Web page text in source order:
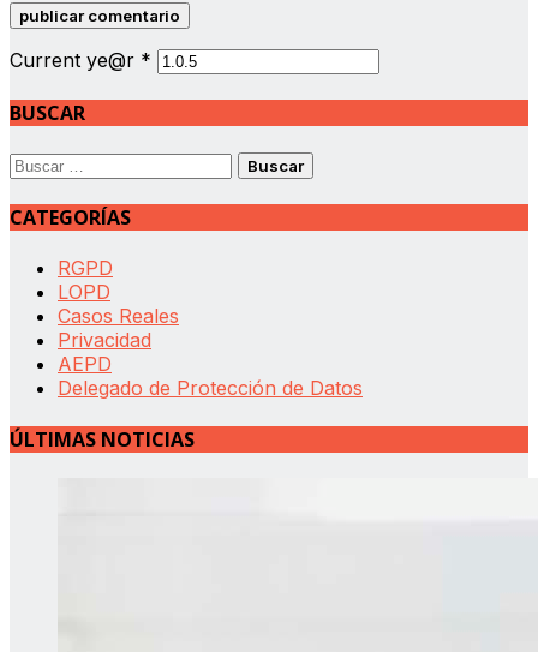
Current ye@r *
BUSCAR
Buscar:
CATEGORÍAS
RGPD
LOPD
Casos Reales
Privacidad
AEPD
Delegado de Protección de Datos
ÚLTIMAS NOTICIAS